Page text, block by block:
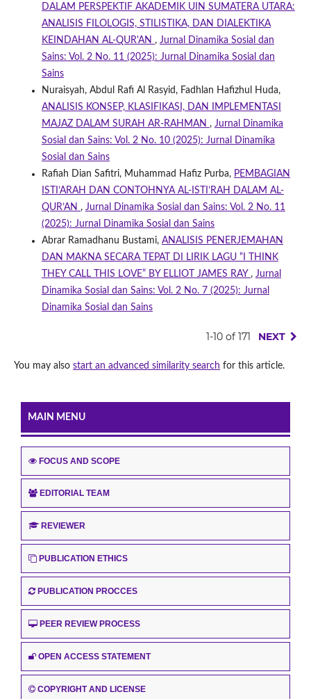
DALAM PERSPEKTIF AKADEMIK UIN SUMATERA UTARA:
ANALISIS FILOLOGIS, STILISTIKA, DAN DIALEKTIKA
KEINDAHAN AL-QUR'AN , Jurnal Dinamika Sosial dan
Sains: Vol. 2 No. 11 (2025): Jurnal Dinamika Sosial dan
Sains
Nuraisyah, Abdul Rafi Al Rasyid, Fadhlan Hafizhul Huda,
ANALISIS KONSEP, KLASIFIKASI, DAN IMPLEMENTASI
MAJAZ DALAM SURAH AR-RAHMAN , Jurnal Dinamika
Sosial dan Sains: Vol. 2 No. 10 (2025): Jurnal Dinamika
Sosial dan Sains
Rafiah Dian Safitri, Muhammad Hafiz Purba, PEMBAGIAN
ISTI’ARAH DAN CONTOHNYA AL-ISTI’RAH DALAM AL-
QUR’AN , Jurnal Dinamika Sosial dan Sains: Vol. 2 No. 11
(2025): Jurnal Dinamika Sosial dan Sains
Abrar Ramadhanu Bustami, ANALISIS PENERJEMAHAN
DAN MAKNA SECARA TEPAT DI LIRIK LAGU “I THINK
THEY CALL THIS LOVE” BY ELLIOT JAMES RAY , Jurnal
Dinamika Sosial dan Sains: Vol. 2 No. 7 (2025): Jurnal
Dinamika Sosial dan Sains
1-10 of 171 NEXT
You may also start an advanced similarity search for this article.
MAIN MENU
FOCUS AND SCOPE
EDITORIAL TEAM
REVIEWER
PUBLICATION ETHICS
PUBLICATION PROCCES
PEER REVIEW PROCESS
OPEN ACCESS STATEMENT
COPYRIGHT AND LICENSE